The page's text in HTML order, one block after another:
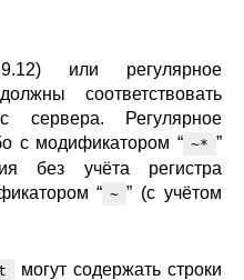
или регулярное
соответствовать
сервера. Регулярное
с модификатором “ ~* ”
без учёта регистра
“ ~ ” (с учётом
могут содержать строки